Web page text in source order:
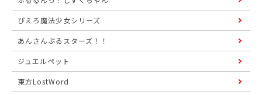
ぴえろ魔法少女シリーズ
あんさんぶるスターズ！！
ジュエルペット
東方LostWord